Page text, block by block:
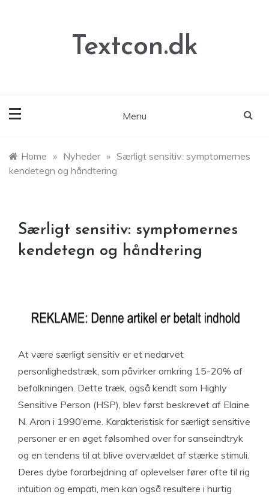
Textcon.dk
Menu
Home » Nyheder » Særligt sensitiv: symptomernes
kendetegn og håndtering
Særligt sensitiv: symptomernes
kendetegn og håndtering
At være særligt sensitiv er et nedarvet
personlighedstræk, som påvirker omkring 15-20% af
befolkningen. Dette træk, også kendt som Highly
Sensitive Person (HSP), blev først beskrevet af Elaine
N. Aron i 1990’erne. Karakteristisk for særligt sensitive
personer er en øget følsomhed over for sanseindtryk
og en tendens til at blive overvældet af stærke stimuli.
Deres dybe forarbejdning af oplevelser fører ofte til rig
intuition og empati, men kan også resultere i hurtig